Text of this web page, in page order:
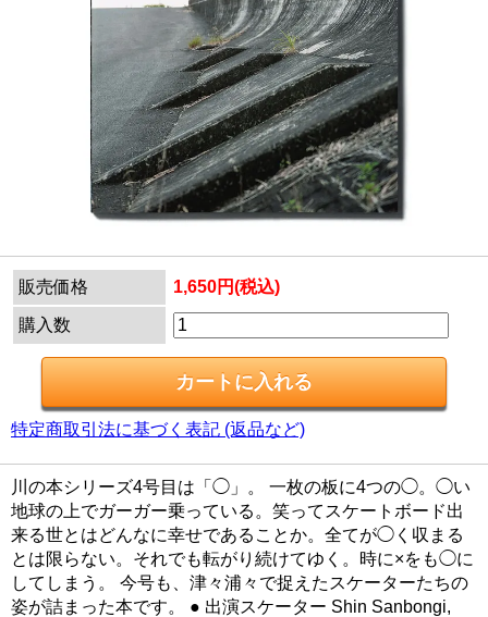
販売価格 1,650円(税込)
購入数
特定商取引法に基づく表記 (返品など)
川の本シリーズ4号目は「◯」。 一枚の板に4つの◯。◯い
地球の上でガーガー乗っている。笑ってスケートボード出
来る世とはどんなに幸せであることか。全てが◯く収まる
とは限らない。それでも転がり続けてゆく。時に×をも◯に
してしまう。 今号も、津々浦々で捉えたスケーターたちの
姿が詰まった本です。 ● 出演スケーター Shin Sanbongi,